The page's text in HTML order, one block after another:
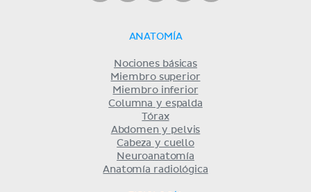
ANATOMÍA
Nociones básicas
Miembro superior
Miembro inferior
Columna y espalda
Tórax
Abdomen y pelvis
Cabeza y cuello
Neuroanatomía
Anatomía radiológica